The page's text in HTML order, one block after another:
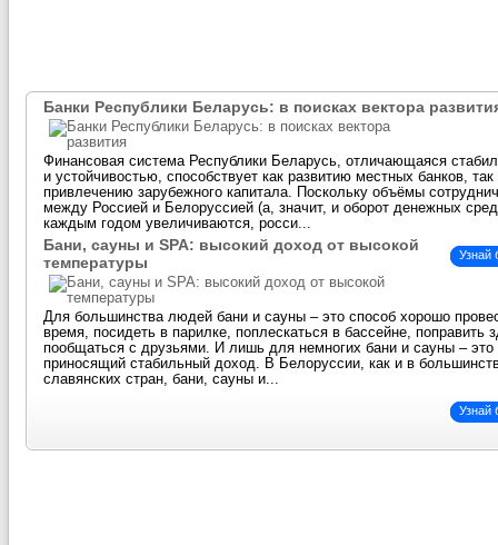
Банки Республики Беларусь: в поисках вектора
Финансовая система Республики Беларусь, отличающаяся
и устойчивостью, способствует как развитию местных банков, так
привлечению зарубежного капитала. Поскольку объёмы
между Россией и Белоруссией (а, значит, и оборот денежных
каждым годом увеличиваются, росси...
Узнай
Бани, сауны и SPA: высокий доход от высокой
температуры
Для большинства людей бани и сауны – это способ хорошо
время, посидеть в парилке, поплескаться в бассейне, поправить
пообщаться с друзьями. И лишь для немногих бани и сауны – это
приносящий стабильный доход. В Белоруссии, как и в
славянских стран, бани, сауны и...
Узнай